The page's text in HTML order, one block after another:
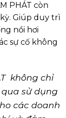
PHÁT còn
Giúp duy trì
nồi hơi
sự cố không
không chỉ
sử dụng
các doanh